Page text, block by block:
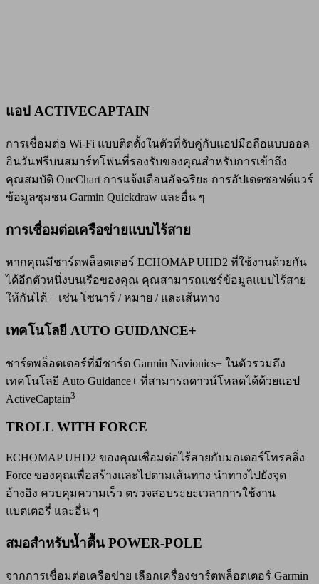
แอป ACTIVECAPTAIN
การเชื่อมต่อ Wi-Fi แบบติดตั้งในตัวที่จับคู่กับแอปมือถือแบบออล
อินวันฟรีบนสมาร์ทโฟนที่รองรับของคุณสำหรับการเข้าถึง
คุณสมบัติ OneChart การแจ้งเตือนอัจฉริยะ การอัปเดตซอฟต์แวร์
ข้อมูลชุมชน Garmin Quickdraw และอื่น ๆ
การเชื่อมต่อเครือข่ายแบบไร้สาย
หากคุณมีชาร์ตพล็อตเตอร์ ECHOMAP UHD2 ที่ใช้งานด้วยกัน
ได้อีกตัวหนึ่งบนเรือของคุณ คุณสามารถแชร์ข้อมูลแบบไร้สาย
ให้กันได้ – เช่น โซนาร์ / หมาย / และเส้นทาง
เทคโนโลยี AUTO GUIDANCE+
ชาร์ตพล็อตเตอร์ที่มีชาร์ต Garmin Navionics+ ในตัวรวมถึง
เทคโนโลยี Auto Guidance+ ที่สามารถดาวน์โหลดได้ด้วยแอป
ActiveCaptain3
TROLL WITH FORCE
ECHOMAP UHD2 ของคุณเชื่อมต่อไร้สายกับมอเตอร์โทรลลิ่ง
Force ของคุณเพื่อสร้างและไปตามเส้นทาง นำทางไปยังจุด
อ้างอิง ควบคุมความเร็ว ตรวจสอบระยะเวลาการใช้งาน
แบตเตอรี่ และอื่น ๆ
สมอสำหรับน้ำตื้น POWER-POLE
จากการเชื่อมต่อเครือข่าย เลือกเครื่องชาร์ตพล็อตเตอร์ Garmin